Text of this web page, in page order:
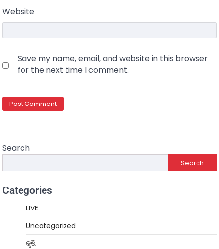
Website
Save my name, email, and website in this browser
for the next time I comment.
Search
Search
Categories
LIVE
Uncategorized
କୃଷି